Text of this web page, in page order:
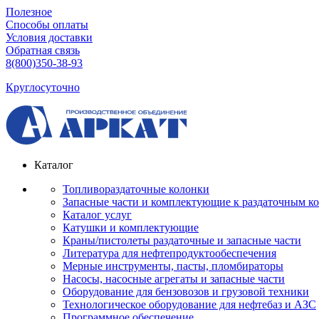
Полезное
Способы оплаты
Условия доставки
Обратная связь
8(800)350-38-93
Круглосуточно
Каталог
Топливораздаточные колонки
Запасные части и комплектующие к раздаточным
Каталог услуг
Катушки и комплектующие
Краны/пистолеты раздаточные и запасные части
Литература для нефтепродуктообеспечения
Мерные инструменты, пасты, пломбираторы
Насосы, насосные агрегаты и запасные части
Оборудование для бензовозов и грузовой техники
Технологическое оборудование для нефтебаз и АЗС